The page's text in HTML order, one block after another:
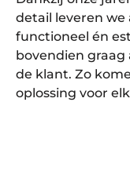
detail leveren
functioneel én
bovendien graag
de klant. Zo
oplossing voor